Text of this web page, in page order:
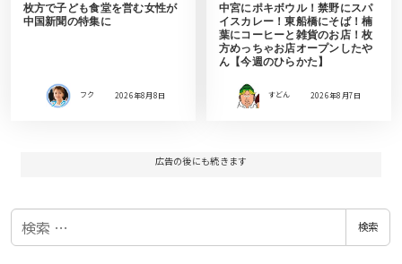
枚方で子ども食堂を営む女性が
中国新聞の特集に
フク 2026年8月8日
中宮にポキボウル！禁野にスパ
イスカレー！東船橋にそば！楠
葉にコーヒーと雑貨のお店！枚
方めっちゃお店オープンしたや
ん【今週のひらかた】
すどん 2026年8月7日
広告の後にも続きます
検
検索